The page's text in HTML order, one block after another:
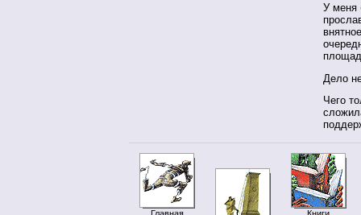
У меня
Дело
Чего